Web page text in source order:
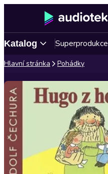
Katalog Superprodukce
Hlavní stránka Pohádky